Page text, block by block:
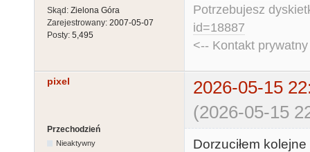
Skąd: Zielona Góra
Zarejestrowany: 2007-05-07
Posty: 5,495
Potrzebujesz
id=18887
<-- Kontakt
pixel
2026-05-15
(2026-05-15
Przechodzień
Nieaktywny
Dorzuciłem